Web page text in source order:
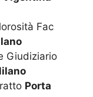
Fac
Giudiziario
Porta